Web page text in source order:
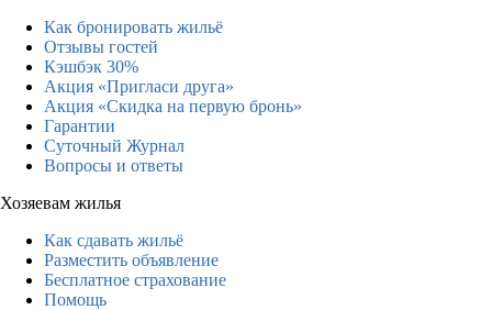
Как бронировать жильё
Отзывы гостей
Кэшбэк 30%
Акция «Пригласи друга»
Акция «Скидка на первую бронь»
Гарантии
Суточный Журнал
Вопросы и ответы
Хозяевам жилья
Как сдавать жильё
Разместить объявление
Бесплатное страхование
Помощь